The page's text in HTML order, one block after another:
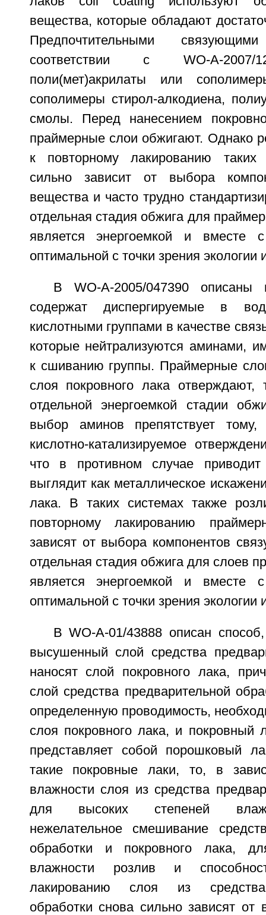
вещества, которые обладают
Предпочтительными
соответствии с WO-A-2007/
поли(мет)акрилаты или
сополимеры стирол-алкодиена,
смолы. Перед нанесением
праймерные слои обжигают. Однако
к повторному лакированию
сильно зависит от выбора
вещества и часто трудно
отдельная стадия обжига для
является энергоемкой и вместе
оптимальной с точки зрения экологии
В WO-A-2005/047390 описаны
содержат диспергируемые в
кислотными группами в качестве
которые нейтрализуются аминами,
к сшиванию группы. Праймерные
слоя покровного лака
отдельной энергоемкой стадии
выбор аминов препятствует тому,
кислотно-катализируемое
что в противном случае
выглядит как металлическое
лака. В таких системах также
повторному лакированию
зависят от выбора компонентов
отдельная стадия обжига для слоев
является энергоемкой и вместе
оптимальной с точки зрения экологии
В WO-A-01/43888 описан
высушенный слой средства
наносят слой покровного лака,
слой средства предварительной
определенную проводимость,
слоя покровного лака, и покровный
представляет собой порошковый
такие покровные лаки, то, в
влажности слоя из средства
для высоких степеней
нежелательное смешивание
обработки и покровного лака,
влажности розлив и
лакированию слоя из средства
обработки снова сильно зависят от